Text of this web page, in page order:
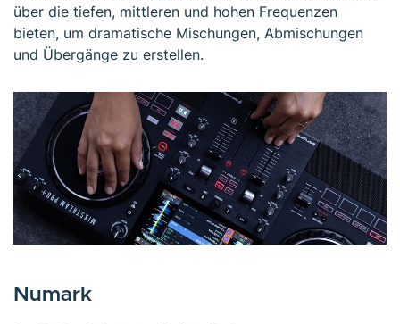
über die tiefen, mittleren und hohen Frequenzen
bieten, um dramatische Mischungen, Abmischungen
und Übergänge zu erstellen.
Numark